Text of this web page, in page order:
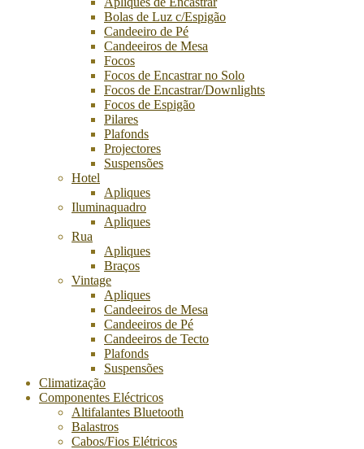
Bolas de Luz c/Espigão
Candeeiro de Pé
Candeeiros de Mesa
Focos
Focos de Encastrar no Solo
Focos de Encastrar/Downlights
Focos de Espigão
Pilares
Plafonds
Projectores
Suspensões
Hotel
Apliques
Iluminaquadro
Apliques
Rua
Apliques
Braços
Vintage
Apliques
Candeeiros de Mesa
Candeeiros de Pé
Candeeiros de Tecto
Plafonds
Suspensões
Climatização
Componentes Eléctricos
Altifalantes Bluetooth
Balastros
Cabos/Fios Elétricos